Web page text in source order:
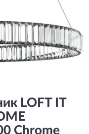
LOFT IT
Chrome